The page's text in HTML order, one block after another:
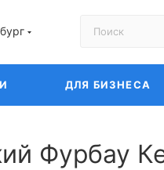
ДЛЯ БИЗНЕСА
Фурбау